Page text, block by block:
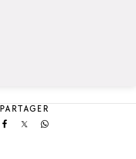
PARTAGER
Partager sur Facebook
Partager sur X
Partager sur